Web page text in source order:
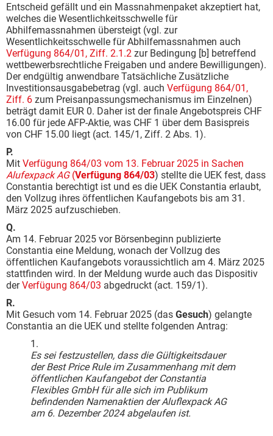
Entscheid gefällt und ein Massnahmenpaket akzeptiert hat,
welches die Wesentlichkeitsschwelle für
Abhilfemassnahmen übersteigt (vgl. zur
Wesentlichkeitsschwelle für Abhilfemassnahmen auch
Verfügung 864/01, Ziff. 2.1.2 zur Bedingung [b] betreffend
wettbewerbsrechtliche Freigaben und andere Bewilligungen).
Der endgültig anwendbare Tatsächliche Zusätzliche
Investitionsausgabebetrag (vgl. auch Verfügung 864/01,
Ziff. 6 zum Preisanpassungsmechanismus im Einzelnen)
beträgt damit EUR 0. Daher ist der finale Angebotspreis CHF
16.00 für jede AFP-Aktie, was CHF 1 über dem Basispreis
von CHF 15.00 liegt (act. 145/1, Ziff. 2 Abs. 1).
P.
Mit Verfügung 864/03 vom 13. Februar 2025 in Sachen
Alufexpack AG(Verfügung 864/03) stellte die UEK fest, dass
Constantia berechtigt ist und es die UEK Constantia erlaubt,
den Vollzug ihres öffentlichen Kaufangebots bis am 31.
März 2025 aufzuschieben.
Q.
Am 14. Februar 2025 vor Börsenbeginn publizierte
Constantia eine Meldung, wonach der Vollzug des
öffentlichen Kaufangebots voraussichtlich am 4. März 2025
stattfinden wird. In der Meldung wurde auch das Dispositiv
derVerfügung 864/03 abgedruckt (act. 159/1).
R.
Mit Gesuch vom 14. Februar 2025 (das Gesuch) gelangte
Constantia an die UEK und stellte folgenden Antrag:
1.
Es sei festzustellen, dass die Gültigkeitsdauer
der Best Price Rule im Zusammenhang mit dem
öffentlichen Kaufangebot der Constantia
Flexibles GmbH für alle sich im Publikum
befindenden Namenaktien der Aluflexpack AG
am 6. Dezember 2024 abgelaufen ist.